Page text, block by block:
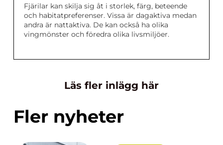
Fjärilar kan skilja sig åt i storlek, färg, beteende
och habitatpreferenser. Vissa är dagaktiva medan
andra är nattaktiva. De kan också ha olika
vingmönster och föredra olika livsmiljöer.
Läs fler inlägg här
Fler nyheter